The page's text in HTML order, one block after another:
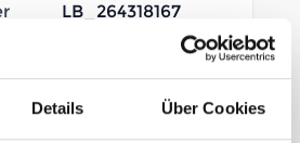
Details Über Cookies
LB_264318167